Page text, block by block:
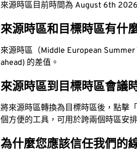
來源時區目前時間為 August 6th
來源時區和目標時區有什
來源時區（Middle European
ahead) 的差值。
來源時區到目標時區會議
將來源時區轉換為目標時區後，點擊
個方便的工具，可用於跨兩個時區安
為什麼您應該信任我們的